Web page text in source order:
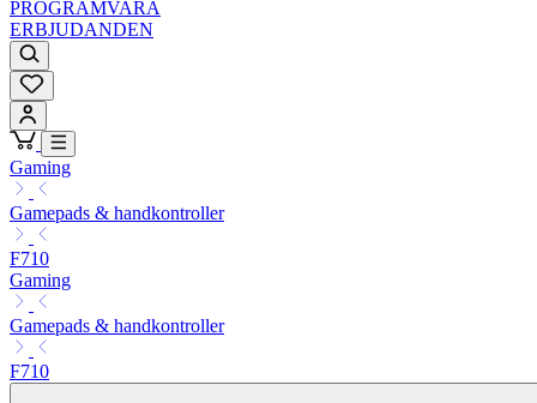
PROGRAMVARA
ERBJUDANDEN
Gaming
Gamepads & handkontroller
F710
Gaming
Gamepads & handkontroller
F710